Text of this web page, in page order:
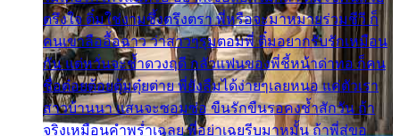
ตรึงใจ ติ๋มใช่งามซึ้งตรึงตรา พี่หรือจะมาหมายร่วมชีวี ก็
คนเขาลืออื้อฉาว ว่าสาวๆรุมตอมพี่ ติ๋มอยากรับรักเหมือน
กัน แต่หวั่นจะช้ำดวงฤดี กลัวแฟนของพี่ชี้หน้าด่าทอ ก็คน
ชื่อต๋อยต้อยตุ้มตุ๋ยต่าย พี่ยังลืมได้ง่ายๆเลยหนอ แค่ตัวเรา
สาวบ้านนา แสนจะซอมซ่อ ขืนรักขืนรอคงช้ำสักวัน ถ้า
จริงเหมือนคำพร่ำเฉลย พี่อย่าเฉยรีบมาหมั้น ถ้าพี่สู่ขอ